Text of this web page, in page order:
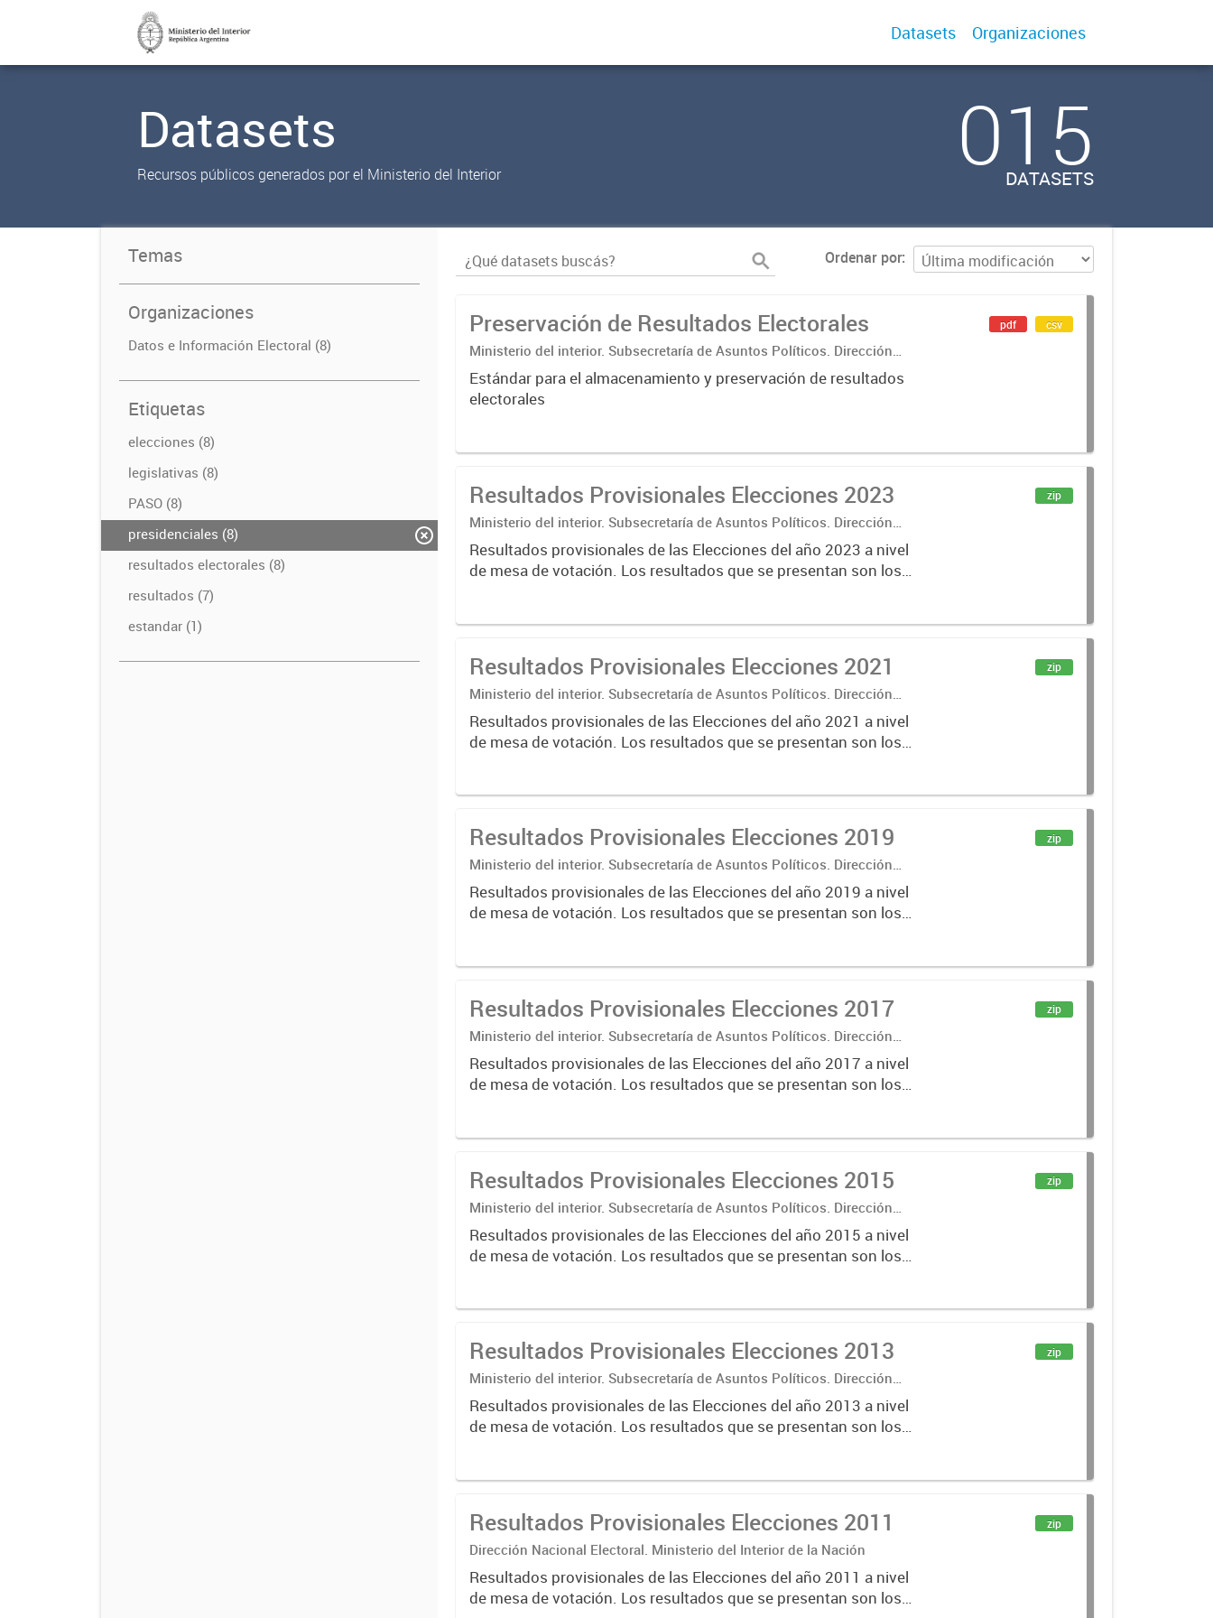
Datasets Organizaciones
Datasets
Recursos públicos generados por el Ministerio del Interior 015
DATASETS
Temas
Organizaciones
Datos e Información Electoral (8)
Etiquetas
elecciones (8)
legislativas (8)
PASO (8)
presidenciales (8)
resultados electorales (8)
resultados (7)
estandar (1)
Ordenar por
Preservación de Resultados Electorales
Ministerio del interior. Subsecretaría de Asuntos Políticos. Dirección
Nacional Electoral
Estándar para el almacenamiento y preservación de resultados
electorales
pdf csv
Resultados Provisionales Elecciones 2023
Ministerio del interior. Subsecretaría de Asuntos Políticos. Dirección
Nacional Electoral
Resultados provisionales de las Elecciones del año 2023 a nivel
de mesa de votación. Los resultados que se presentan son los
zip
Resultados Provisionales Elecciones 2021
Ministerio del interior. Subsecretaría de Asuntos Políticos. Dirección
Nacional Electoral
Resultados provisionales de las Elecciones del año 2021 a nivel
de mesa de votación. Los resultados que se presentan son los
zip
Resultados Provisionales Elecciones 2019
Ministerio del interior. Subsecretaría de Asuntos Políticos. Dirección
Nacional Electoral
Resultados provisionales de las Elecciones del año 2019 a nivel
de mesa de votación. Los resultados que se presentan son los
zip
Resultados Provisionales Elecciones 2017
Ministerio del interior. Subsecretaría de Asuntos Políticos. Dirección
Nacional Electoral
Resultados provisionales de las Elecciones del año 2017 a nivel
de mesa de votación. Los resultados que se presentan son los
zip
Resultados Provisionales Elecciones 2015
Ministerio del interior. Subsecretaría de Asuntos Políticos. Dirección
Nacional Electoral
Resultados provisionales de las Elecciones del año 2015 a nivel
de mesa de votación. Los resultados que se presentan son los
zip
Resultados Provisionales Elecciones 2013
Ministerio del interior. Subsecretaría de Asuntos Políticos. Dirección
Nacional Electoral
Resultados provisionales de las Elecciones del año 2013 a nivel
de mesa de votación. Los resultados que se presentan son los
zip
Resultados Provisionales Elecciones 2011
Dirección Nacional Electoral. Ministerio del Interior de la Nación
Resultados provisionales de las Elecciones del año 2011 a nivel
de mesa de votación. Los resultados que se presentan son los
zip